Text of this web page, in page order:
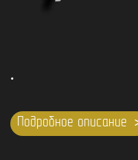
.
Подробное описание